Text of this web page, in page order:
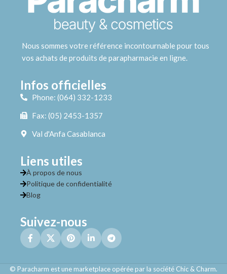
Nous sommes votre référence incontournable pour tous
vos achats de produits de parapharmacie en ligne.
Infos officielles
Phone: (064) 332-1233
Fax: (05) 2453-1357
Val d'Anfa Casablanca
Liens utiles
À propos de nous
Politique de confidentialité
Blog
Suivez-nous
© Paracharm est une marketplace opérée par la société Chic & Charm.